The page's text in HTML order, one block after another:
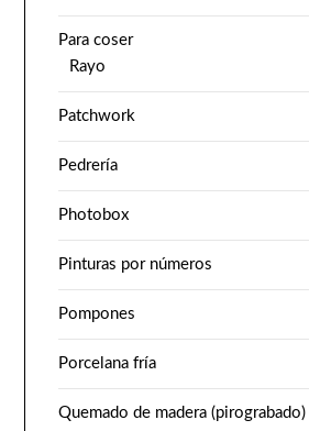
Para coser
Rayo
Patchwork
Pedrería
Photobox
Pinturas por números
Pompones
Porcelana fría
Quemado de madera (pirograbado)